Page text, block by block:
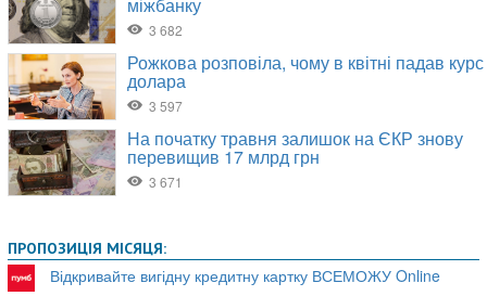
ПРОПОЗИЦІЯ МІСЯЦЯ:
Відкривайте вигідну кредитну картку ВСЕМОЖУ Online